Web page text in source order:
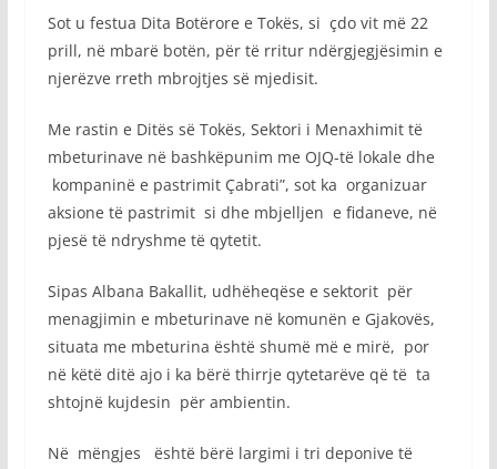
Sot u festua Dita Botërore e Tokës, si çdo vit më 22
prill, në mbarë botën, për të rritur ndërgjegjësimin e
njerëzve rreth mbrojtjes së mjedisit.
Me rastin e Ditës së Tokës, Sektori i Menaxhimit të
mbeturinave në bashkëpunim me OJQ-të lokale dhe
kompaninë e pastrimit Çabrati”, sot ka organizuar
aksione të pastrimit si dhe mbjelljen e fidaneve, në
pjesë të ndryshme të qytetit.
Sipas Albana Bakallit, udhëheqëse e sektorit për
menagjimin e mbeturinave në komunën e Gjakovës,
situata me mbeturina është shumë më e mirë, por
në këtë ditë ajo i ka bërë thirrje qytetarëve që të ta
shtojnë kujdesin për ambientin.
Në mëngjes është bërë largimi i tri deponive të